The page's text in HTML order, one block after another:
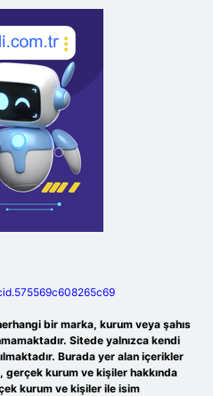
bir marka, kurum veya şahıs
Sitede yalnızca kendi
Burada yer alan içerikler
kurum ve kişiler hakkında
kurum ve kişiler ile isim